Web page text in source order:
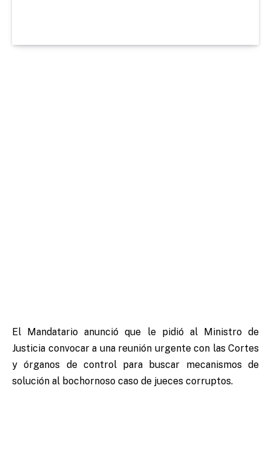
El Mandatario anunció que le pidió al Ministro de
Justicia convocar a una reunión urgente con las Cortes
y órganos de control para buscar mecanismos de
solución al bochornoso caso de jueces corruptos.